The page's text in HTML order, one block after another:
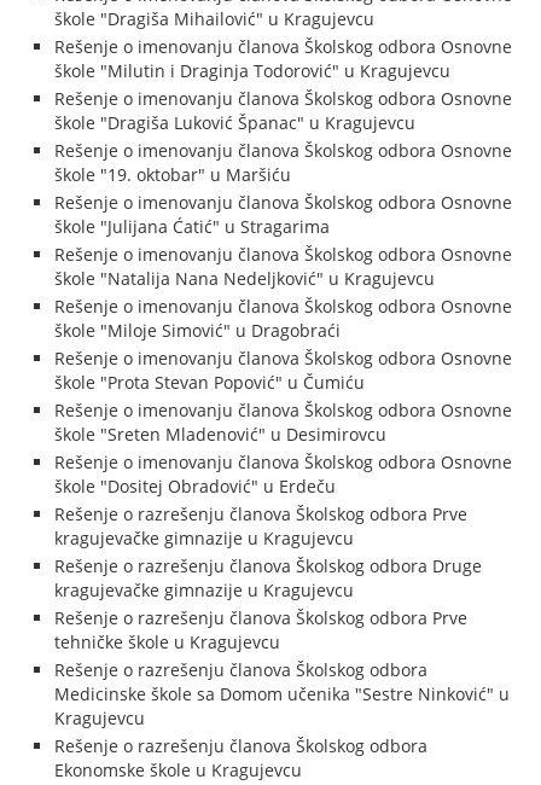
škole "Dragiša Mihailović" u Kragujevcu
Rešenje o imenovanju članova Školskog odbora Osnovne
škole "Milutin i Draginja Todorović" u Kragujevcu
Rešenje o imenovanju članova Školskog odbora Osnovne
škole "Dragiša Luković Španac" u Kragujevcu
Rešenje o imenovanju članova Školskog odbora Osnovne
škole "19. oktobar" u Maršiću
Rešenje o imenovanju članova Školskog odbora Osnovne
škole "Julijana Ćatić" u Stragarima
Rešenje o imenovanju članova Školskog odbora Osnovne
škole "Natalija Nana Nedeljković" u Kragujevcu
Rešenje o imenovanju članova Školskog odbora Osnovne
škole "Miloje Simović" u Dragobraći
Rešenje o imenovanju članova Školskog odbora Osnovne
škole "Prota Stevan Popović" u Čumiću
Rešenje o imenovanju članova Školskog odbora Osnovne
škole "Sreten Mladenović" u Desimirovcu
Rešenje o imenovanju članova Školskog odbora Osnovne
škole "Dositej Obradović" u Erdeču
Rešenje o razrešenju članova Školskog odbora Prve
kragujevačke gimnazije u Kragujevcu
Rešenje o razrešenju članova Školskog odbora Druge
kragujevačke gimnazije u Kragujevcu
Rešenje o razrešenju članova Školskog odbora Prve
tehničke škole u Kragujevcu
Rešenje o razrešenju članova Školskog odbora
Medicinske škole sa Domom učenika "Sestre Ninković" u
Kragujevcu
Rešenje o razrešenju članova Školskog odbora
Ekonomske škole u Kragujevcu